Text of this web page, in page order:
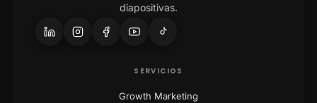
diapositivas.
SERVICIOS
Growth Marketing